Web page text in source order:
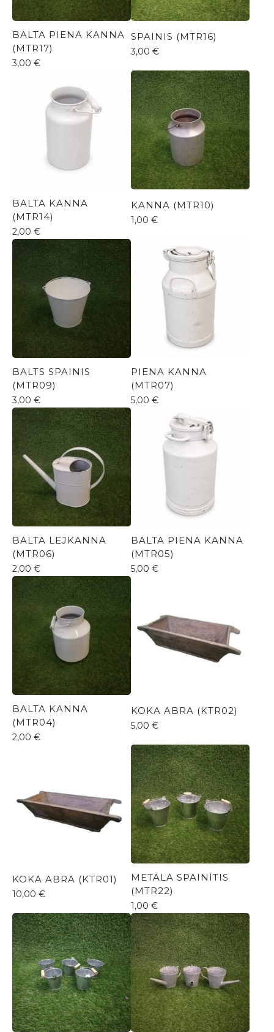
BALTA PIENA KANNA
(MTR17)
3,00 €
SPAINIS (MTR16)
3,00 €
BALTA KANNA
(MTR14)
2,00 €
KANNA (MTR10)
1,00 €
BALTS SPAINIS
(MTR09)
3,00 €
PIENA KANNA
(MTR07)
5,00 €
BALTA LEJKANNA
(MTR06)
2,00 €
BALTA PIENA KANNA
(MTR05)
5,00 €
BALTA KANNA
(MTR04)
2,00 €
KOKA ABRA (KTR02)
5,00 €
KOKA ABRA (KTR01)
10,00 €
METĀLA SPAINĪTIS
(MTR22)
1,00 €